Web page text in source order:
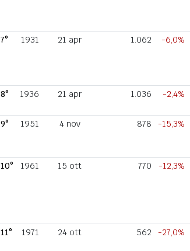
7°
1931 21 apr 1.062 -6,0%
8°
1936 21 apr 1.036 -2,4%
9°
1951 4 nov 878 -15,3%
10°
1961 15 ott 770 -12,3%
11°
1971 24 ott 562 -27,0%